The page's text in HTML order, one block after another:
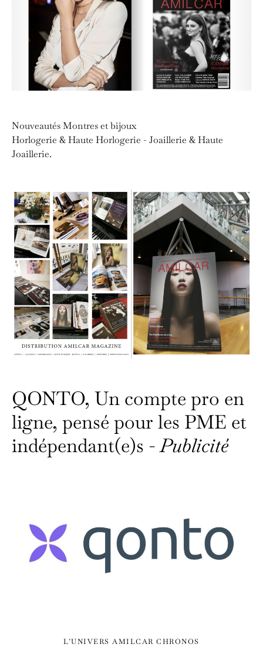
Nouveautés Montres et bijoux
Horlogerie & Haute Horlogerie - Joaillerie & Haute
Joaillerie.
QONTO, Un compte pro en
ligne, pensé pour les PME et
indépendant(e)s -Publicité
L’UNIVERS AMILCAR CHRONOS